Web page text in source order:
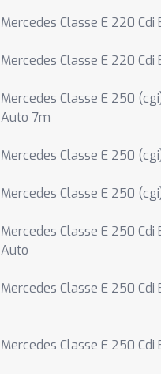
Mercedes Classe E 220 Cdi
Mercedes Classe E 220 Cdi
Mercedes Classe E 250
Auto 7m
Mercedes Classe E 250
Mercedes Classe E 250
Mercedes Classe E 250
Auto
Mercedes Classe E 250
Mercedes Classe E 250